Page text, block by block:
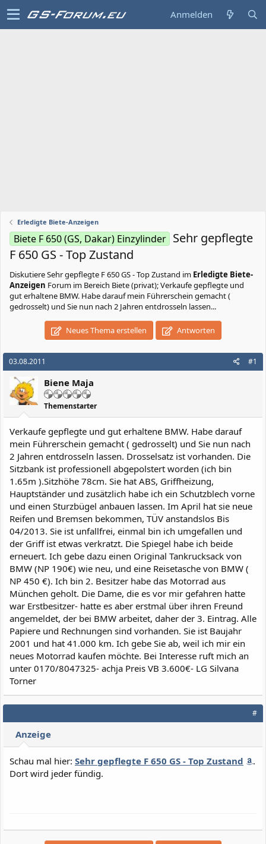
Anmelden
Erledigte Biete-Anzeigen
Biete F 650 (GS, Dakar) Einzylinder Sehr gepflegte
F 650 GS - Top Zustand
DiskutiereSehr gepflegte F 650 GS - Top Zustand im Erledigte Biete-
Anzeigen Forum im Bereich Biete (privat); Verkaufe gepflegte und
gut erhaltene BMW. Habe darauf mein Führerschein gemacht (
gedrosselt) und Sie nun nach 2 Jahren entdrosseln lassen...
Neues Thema erstellen Antworten
03.08.2011 #1
Biene Maja
Themenstarter
Verkaufe gepflegte und gut erhaltene BMW. Habe darauf
mein Führerschein gemacht ( gedrosselt) und Sie nun nach
2 Jahren entdrosseln lassen. Drosselsatz ist vorhanden. Die
Sitzbank ist professionell abgepolstert worden (ich bin
1.65m ).Sitzhöhe 78cm. Sie hat ABS, Griffheizung,
Hauptständer und zusätzlich habe ich ein Schutzblech vorne
und einen Sturzbügel anbauen lassen. Im April hat sie neue
Reifen und Bremsen bekommen, TÜV anstandslos Bis
04/2013. Sie ist unfallfrei, einmal bin ich umgefallen und
der Griff ist etwas verkratzt. Die Spiegel habe ich beide
erneuert. Ich gebe dazu einen Original Tankrucksack von
BMW (NP 190€) wie neu, und eine Reisetasche von BMW (
NP 450 €). Ich bin 2. Besitzer habe das Motorrad aus
München geholt. Die Dame, die es vor mir gefahren hatte
war Erstbesitzer- hatte es aber erstmal über ihren Freund
angemeldet, der bei BMW arbeitet, daher der 3. Eintrag. Alle
Papiere und Rechnungen sind vorhanden. Sie ist Baujahr
2001 und hat 41.000 km. Ich gebe Sie ab, weil ich mir ein
neues Motorrad kaufen möchte. Bei Interesse ruft mich an
unter 0170/8047325- achja Preis VB 3.600€- LG Silvana
Torner
#
Anzeige
Schau mal hier: Sehr gepflegte F 650 GS - Top Zustand
.
Dort wird jeder fündig.